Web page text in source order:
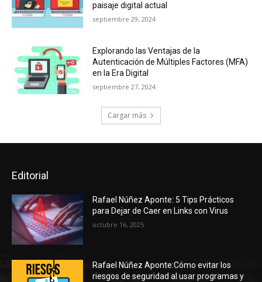
paisaje digital actual
septiembre 29, 2024
Explorando las Ventajas de la
Autenticación de Múltiples Factores (MFA)
en la Era Digital
septiembre 27, 2024
Cargar más
Editorial
Rafael Núñez Aponte: 5 Tips Prácticos
para Dejar de Caer en Links con Virus
octubre 16, 2025
Rafael Núñez Aponte:Cómo evitar los
riesgos de seguridad al usar programas y